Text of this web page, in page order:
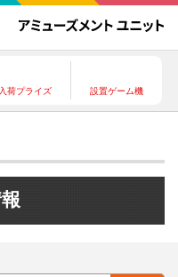
入荷プライズ 設置ゲーム機